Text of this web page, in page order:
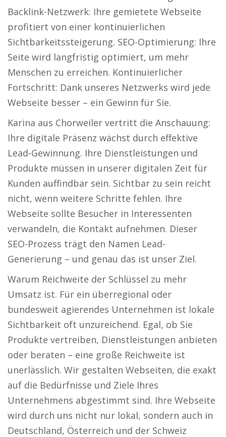
Backlink-Netzwerk: Ihre gemietete Webseite
profitiert von einer kontinuierlichen
Sichtbarkeitssteigerung. SEO-Optimierung: Ihre
Seite wird langfristig optimiert, um mehr
Menschen zu erreichen. Kontinuierlicher
Fortschritt: Dank unseres Netzwerks wird jede
Webseite besser – ein Gewinn für Sie.
Karina aus Chorweiler vertritt die Anschauung:
Ihre digitale Präsenz wächst durch effektive
Lead-Gewinnung. Ihre Dienstleistungen und
Produkte müssen in unserer digitalen Zeit für
Kunden auffindbar sein. Sichtbar zu sein reicht
nicht, wenn weitere Schritte fehlen. Ihre
Webseite sollte Besucher in Interessenten
verwandeln, die Kontakt aufnehmen. Dieser
SEO-Prozess trägt den Namen Lead-
Generierung – und genau das ist unser Ziel.
Warum Reichweite der Schlüssel zu mehr
Umsatz ist. Für ein überregional oder
bundesweit agierendes Unternehmen ist lokale
Sichtbarkeit oft unzureichend. Egal, ob Sie
Produkte vertreiben, Dienstleistungen anbieten
oder beraten – eine große Reichweite ist
unerlässlich. Wir gestalten Webseiten, die exakt
auf die Bedürfnisse und Ziele Ihres
Unternehmens abgestimmt sind. Ihre Webseite
wird durch uns nicht nur lokal, sondern auch in
Deutschland, Österreich und der Schweiz